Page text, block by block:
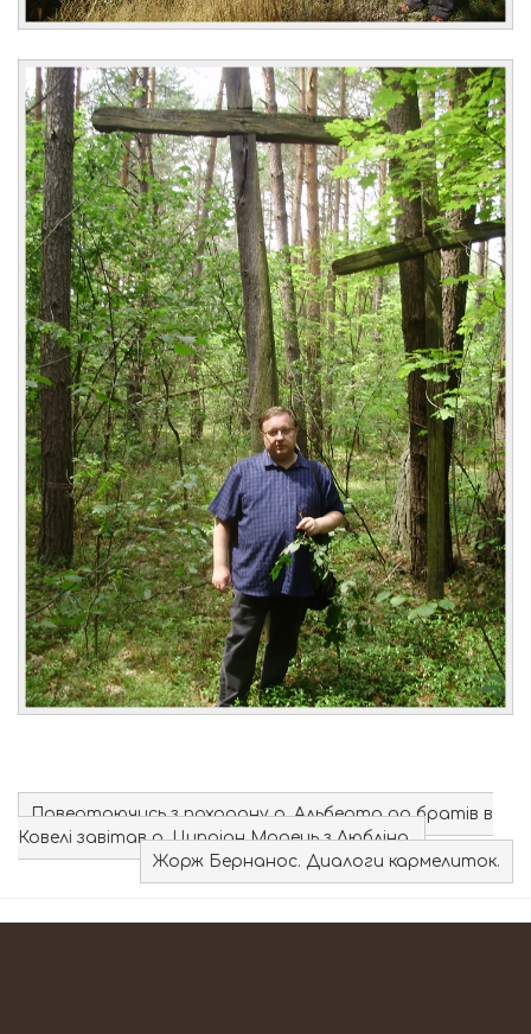
Повертаючись з похорону о. Альберта до братів в
Ковелі завітав о. Ципріан Морець з Любліна.
Жорж Бернанос. Диалоги кармелиток.